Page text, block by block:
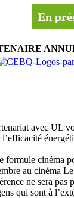
En
avec UL
cinéma
au cinéma
ne sera
qui sont à